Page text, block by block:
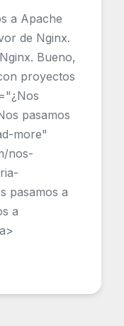
a Apache
de Nginx.
Bueno,
proyectos
pasamos
more"
nos-
pasamos a
a